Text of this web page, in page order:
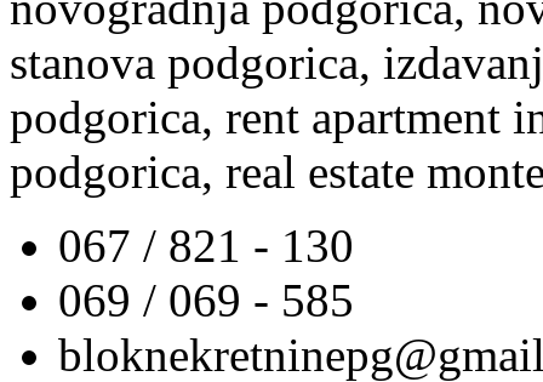
stanova podgorica,
podgorica, rent apartment
podgorica, real estate
067 / 821 - 130
069 / 069 - 585